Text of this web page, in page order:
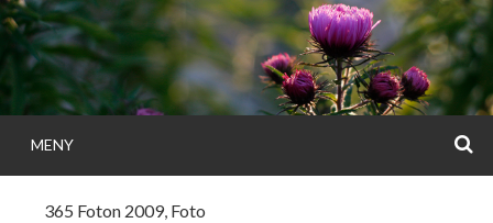
Gå
direkt
till
innehållet
MENY
365 Foton 2009, Foto